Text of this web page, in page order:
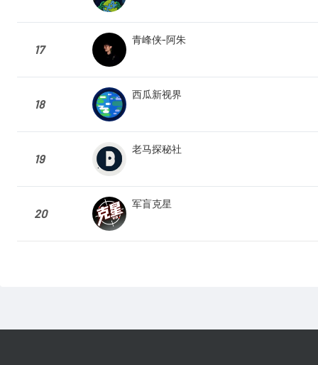
17
青峰侠-阿朱
18
西瓜新视界
19
老马探秘社
20
军盲克星